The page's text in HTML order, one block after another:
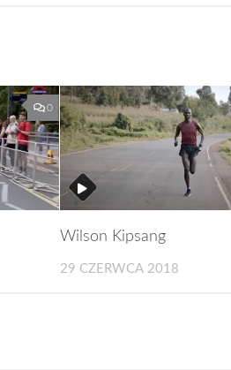
0
Wilson Kipsang
29 CZERWCA 2018